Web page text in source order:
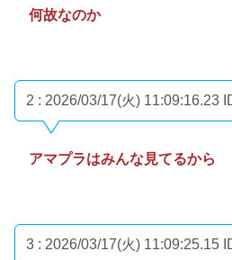
何故なのか
2 : 2026/03/17(火) 11:09:16.23
アマプラはみんな見てるから
3 : 2026/03/17(火) 11:09:25.15